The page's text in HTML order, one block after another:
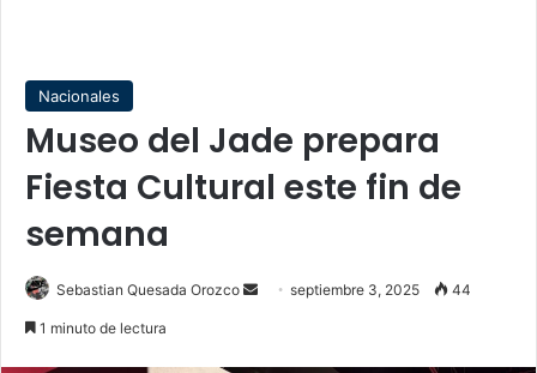
Nacionales
Museo del Jade prepara
Fiesta Cultural este fin de
semana
Sebastian Quesada Orozco
Sendseptiembre 3, 2025 44
1 minuto de lectura